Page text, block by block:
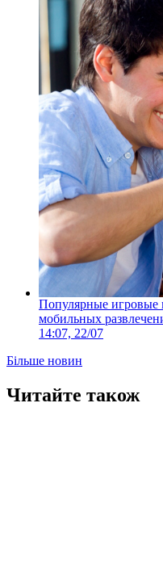
Популярные игровые
мобильных
14:07, 22/07
Більше новин
Читайте також